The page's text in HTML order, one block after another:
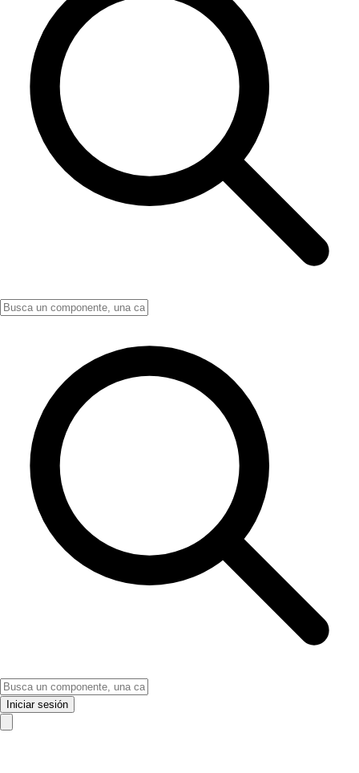
Iniciar sesión